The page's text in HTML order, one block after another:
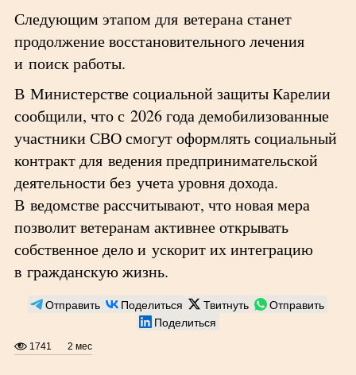
Следующим этапом для ветерана станет
продолжение восстановительного лечения
и поиск работы.
В Министерстве социальной защиты Карелии
сообщили, что с 2026 года демобилизованные
участники СВО смогут оформлять социальный
контракт для ведения предпринимательской
деятельности без учета уровня дохода.
В ведомстве рассчитывают, что новая мера
позволит ветеранам активнее открывать
собственное дело и ускорит их интеграцию
в гражданскую жизнь.
Отправить Поделиться Твитнуть
Отправить
Поделиться
1741 2 мес